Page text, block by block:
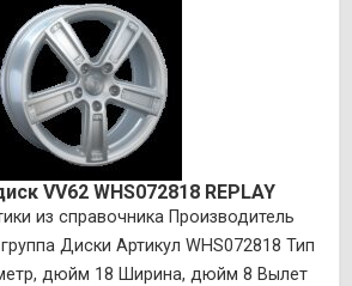
VV62 WHS072818 REPLAY
из справочника Производитель
Диски Артикул WHS072818 Тип
дюйм 18 Ширина, дюйм 8 Вылет